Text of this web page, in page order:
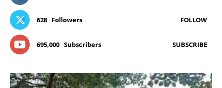
628 Followers FOLLOW
695,000 Subscribers SUBSCRIBE